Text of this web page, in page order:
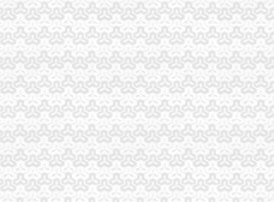
理办法》
城（二期）二手房买卖】-许昌
图,南宁萧山空港新城二手房
车路线_咸空港新城1号线路_
图,南通渝北空港新城二手房
国招标网_河南省招标